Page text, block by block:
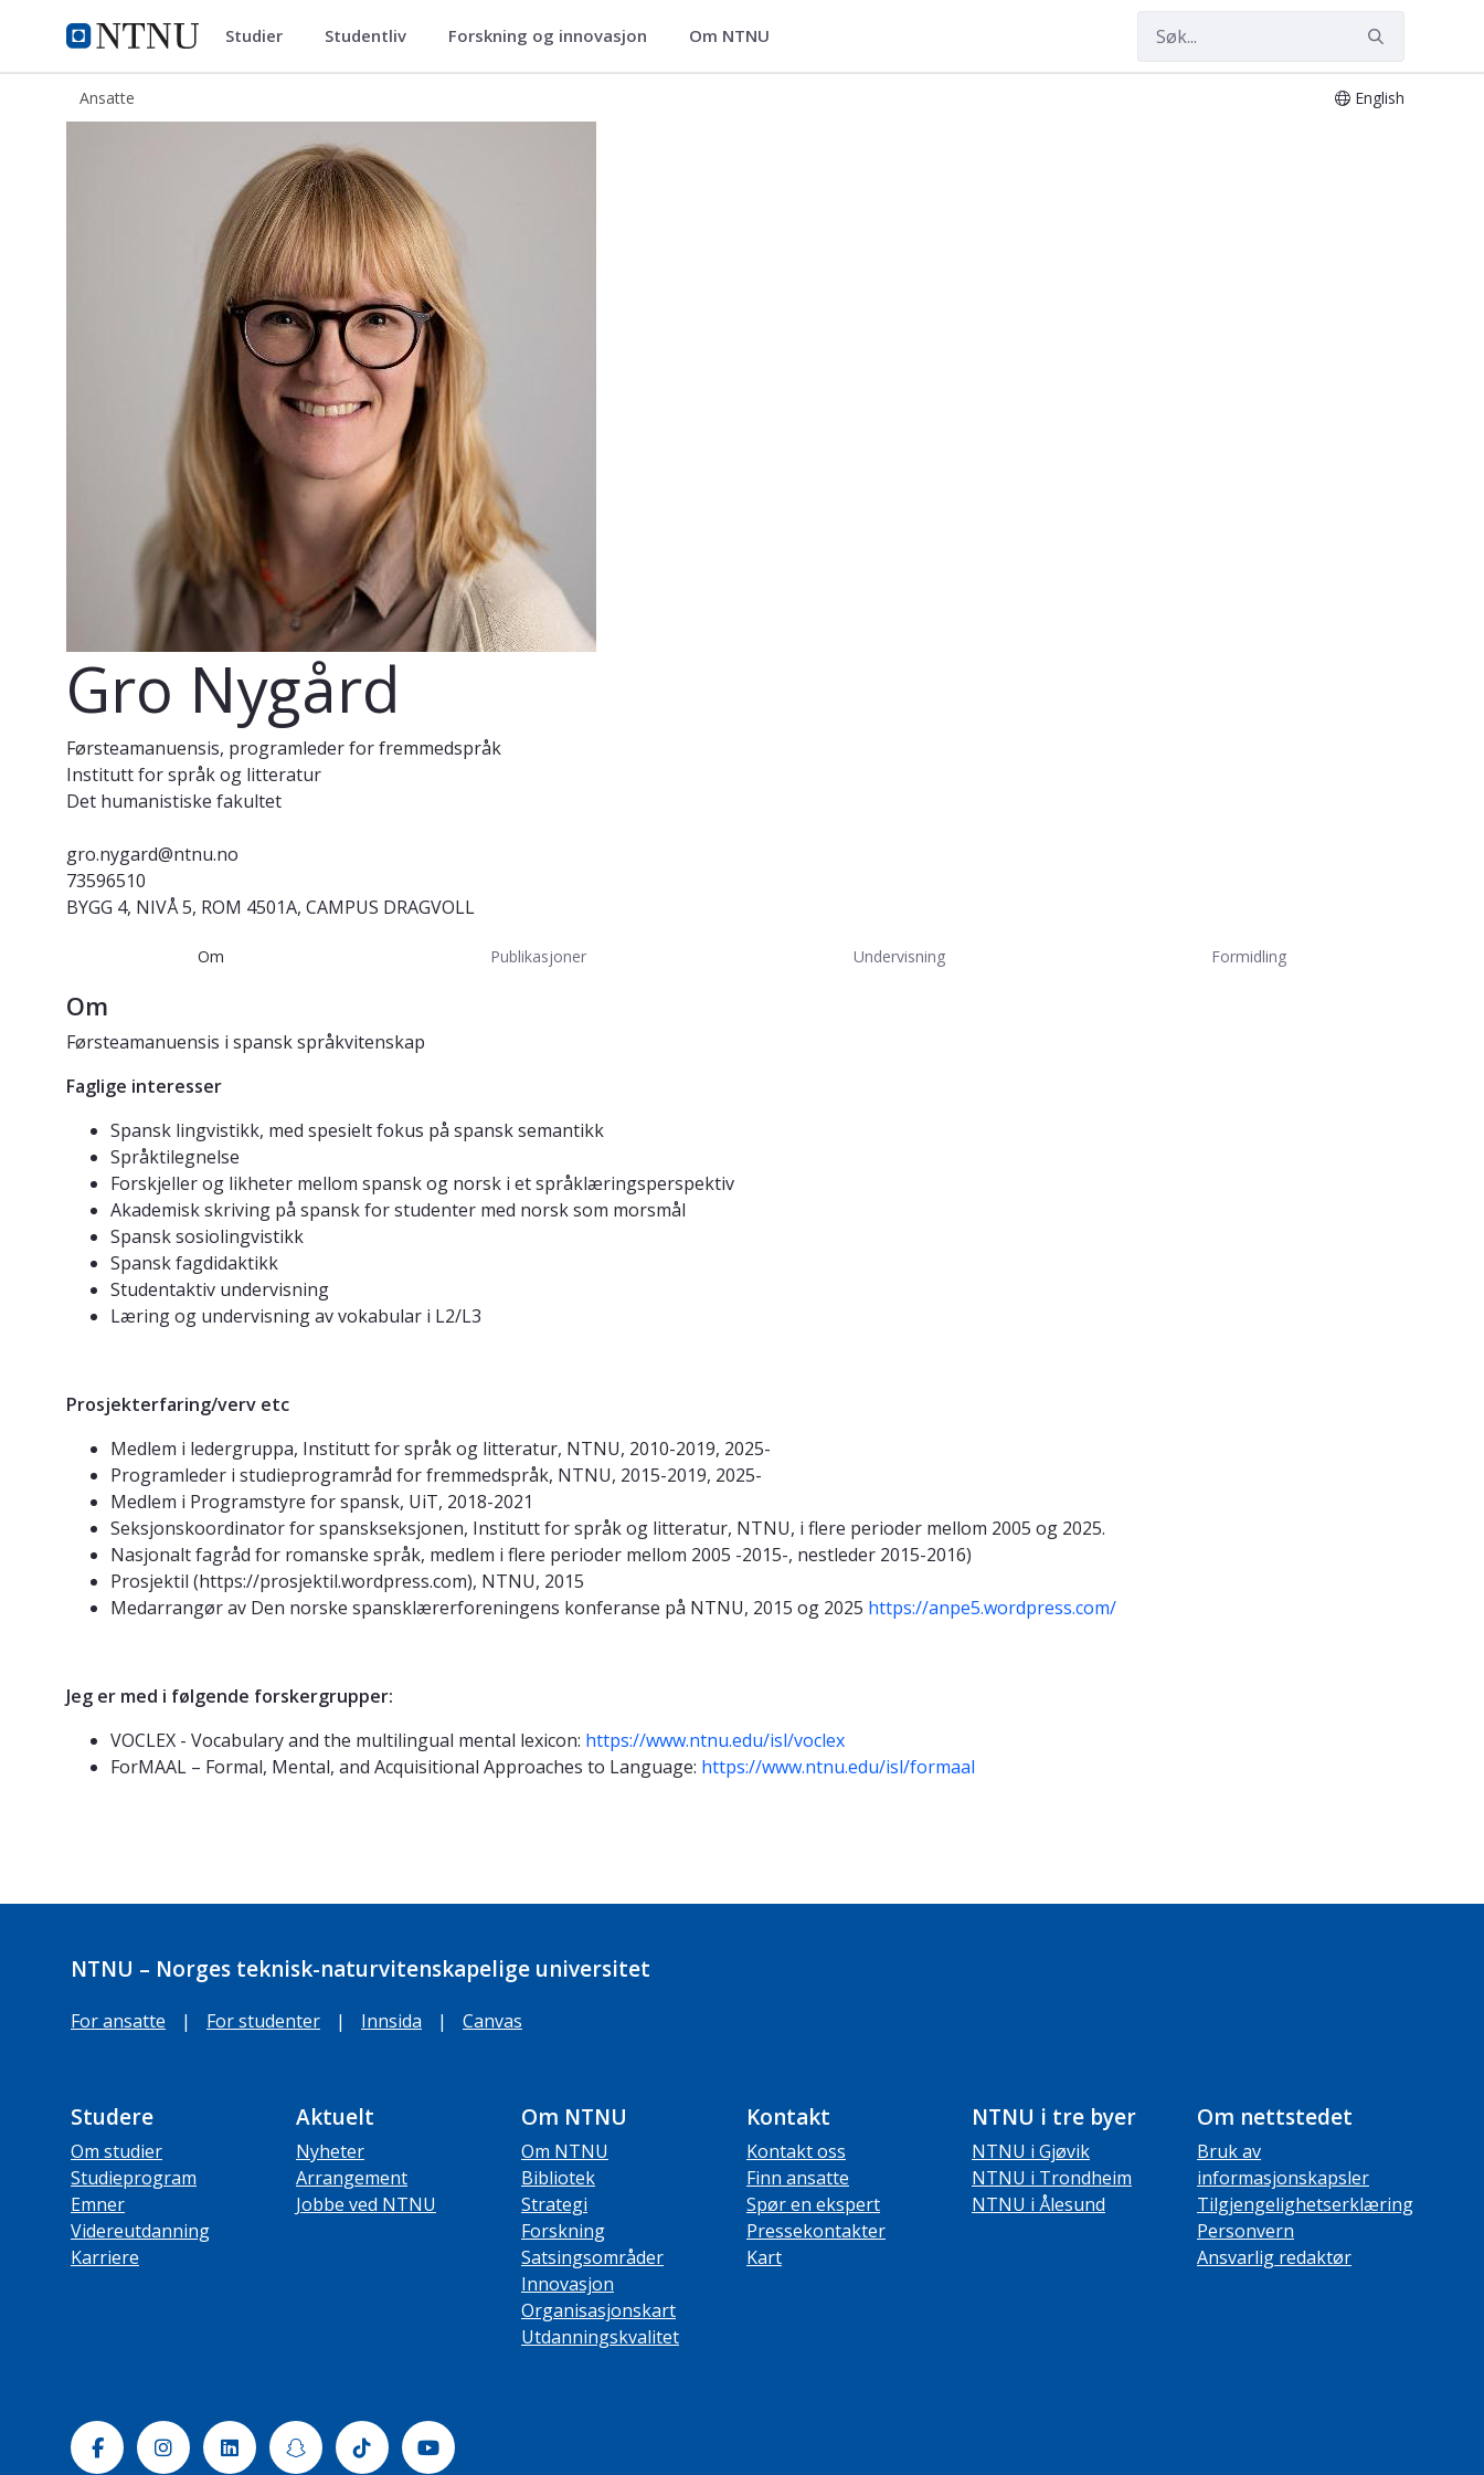
NTNU Hjemmeside
ntnu.no Studier Studentliv Forskning og innovasjon Om NTNU
Ansatte English
Gro Nygård
Førsteamanuensis, programleder for fremmedspråk
Institutt for språk og litteratur
Det humanistiske fakultet
gro.nygard@ntnu.no
73596510
BYGG 4, NIVÅ 5, ROM 4501A, CAMPUS DRAGVOLL
Om Publikasjoner Undervisning Formidling
Om
Førsteamanuensis i spansk språkvitenskap
Faglige interesser
Spansk lingvistikk, med spesielt fokus på spansk semantikk
Språktilegnelse
Forskjeller og likheter mellom spansk og norsk i et språklæringsperspektiv
Akademisk skriving på spansk for studenter med norsk som morsmål
Spansk sosiolingvistikk
Spansk fagdidaktikk
Studentaktiv undervisning
Læring og undervisning av vokabular i L2/L3
Prosjekterfaring/verv etc
Medlem i ledergruppa, Institutt for språk og litteratur, NTNU, 2010-2019, 2025-
Programleder i studieprogramråd for fremmedspråk, NTNU, 2015-2019, 2025-
Medlem i Programstyre for spansk, UiT, 2018-2021
Seksjonskoordinator for spanskseksjonen, Institutt for språk og litteratur, NTNU, i flere perioder mellom 2005 og 2025.
Nasjonalt fagråd for romanske språk, medlem i flere perioder mellom 2005 -2015-, nestleder 2015-2016)
Prosjektil (https://prosjektil.wordpress.com), NTNU, 2015
Medarrangør av Den norske spansklærerforeningens konferanse på NTNU, 2015 og 2025 https://anpe5.wordpress.com/
Jeg er med i følgende forskergrupper:
VOCLEX - Vocabulary and the multilingual mental lexicon: https://www.ntnu.edu/isl/voclex
ForMAAL – Formal, Mental, and Acquisitional Approaches to Language: https://www.ntnu.edu/isl/formaal
NTNU – Norges teknisk-naturvitenskapelige universitet
For ansatte | For studenter | Innsida | Canvas
Studere
Om studier
Studieprogram
Emner
Videreutdanning
Karriere
Aktuelt
Nyheter
Arrangement
Jobbe ved NTNU
Om NTNU
Om NTNU
Bibliotek
Strategi
Forskning
Satsingsområder
Innovasjon
Organisasjonskart
Utdanningskvalitet
Kontakt
Kontakt oss
Finn ansatte
Spør en ekspert
Pressekontakter
Kart
NTNU i tre byer
NTNU i Gjøvik
NTNU i Trondheim
NTNU i Ålesund
Om nettstedet
Bruk av
informasjonskapsler
Tilgjengelighetserklæring
Personvern
Ansvarlig redaktør
FacebookInstagramLinkedinSnapchatTiktok Youtube